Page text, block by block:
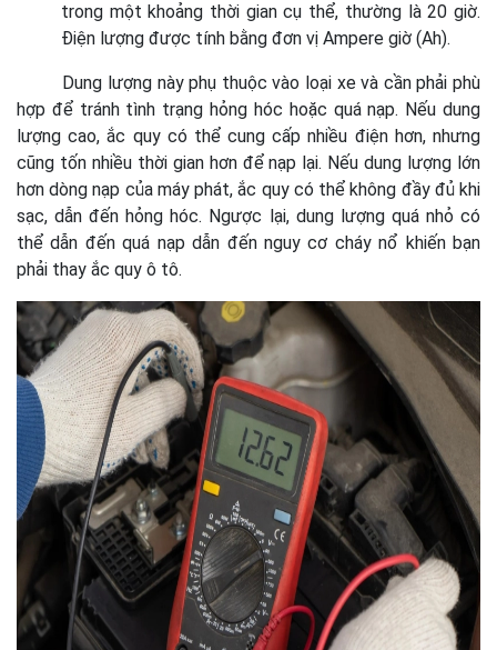
trong một khoảng thời gian cụ thể, thường là 20 giờ.
Điện lượng được tính bằng đơn vị Ampere giờ (Ah).
Dung lượng này phụ thuộc vào loại xe và cần phải phù
hợp để tránh tình trạng hỏng hóc hoặc quá nạp. Nếu dung
lượng cao, ắc quy có thể cung cấp nhiều điện hơn, nhưng
cũng tốn nhiều thời gian hơn để nạp lại. Nếu dung lượng lớn
hơn dòng nạp của máy phát, ắc quy có thể không đầy đủ khi
sạc, dẫn đến hỏng hóc. Ngược lại, dung lượng quá nhỏ có
thể dẫn đến quá nạp dẫn đến nguy cơ cháy nổ khiến bạn
phải thay ắc quy ô tô.